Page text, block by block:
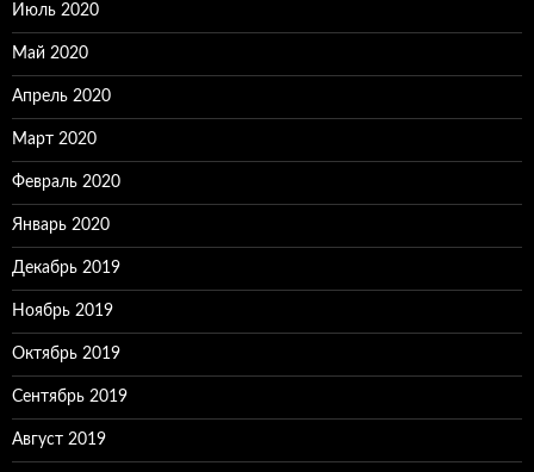
Июль 2020
Май 2020
Апрель 2020
Март 2020
Февраль 2020
Январь 2020
Декабрь 2019
Ноябрь 2019
Октябрь 2019
Сентябрь 2019
Август 2019